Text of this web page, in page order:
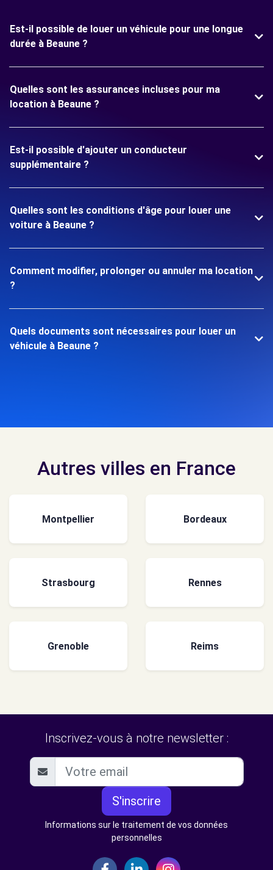
Est-il possible de louer un véhicule pour une longue
durée à Beaune ?
Quelles sont les assurances incluses pour ma
location à Beaune ?
Est-il possible d'ajouter un conducteur
supplémentaire ?
Quelles sont les conditions d'âge pour louer une
voiture à Beaune ?
Comment modifier, prolonger ou annuler ma location
?
Quels documents sont nécessaires pour louer un
véhicule à Beaune ?
Autres villes en France
Montpellier Bordeaux
Strasbourg Rennes
Grenoble Reims
Inscrivez-vous à notre newsletter :
S'inscrire
Informations sur le traitement de vos données
personnelles